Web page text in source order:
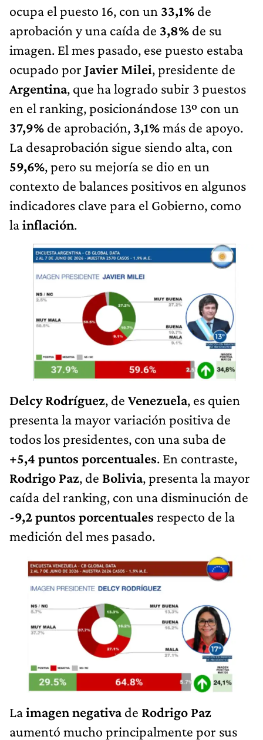
ocupa el puesto 16, con un 33,1% de
aprobación y una caída de 3,8% de su
imagen. El mes pasado, ese puesto estaba
ocupado por Javier Milei, presidente de
Argentina, que ha logrado subir 3 puestos
en el ranking, posicionándose 13º con un
37,9% de aprobación, 3,1%más de apoyo.
La desaprobación sigue siendo alta, con
59,6%, pero su mejoría se dio en un
contexto de balances positivos en algunos
indicadores clave para el Gobierno, como
lainflación.
Delcy Rodríguez, de Venezuela, es quien
presenta la mayor variación positiva de
todos los presidentes, con una suba de
+5,4 puntos porcentuales. En contraste,
Rodrigo Paz, de Bolivia, presenta la mayor
caída del ranking, con una disminución de
-9,2 puntos porcentuales respecto de la
medición del mes pasado.
Laimagen negativade Rodrigo Paz
aumentó mucho principalmente por sus